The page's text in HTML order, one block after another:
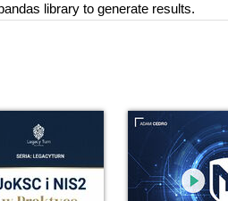
library to generate results.